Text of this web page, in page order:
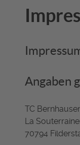
Angaben
TC
La
70794